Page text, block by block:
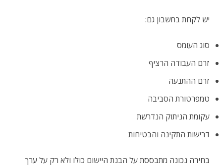
יש לקחת בחשבון גם:
סוג העומס
זרם העבודה הרציף
זרם ההתנעה
טמפרטורת הסביבה
עקומת הניתוק הנדרשת
דרישות התקינה והבטיחות
בחירה נכונה מתבססת על הבנת היישום כולו ולא רק על ערך